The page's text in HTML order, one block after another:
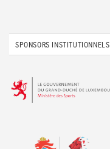
SPONSORS INSTITUTIONNELS